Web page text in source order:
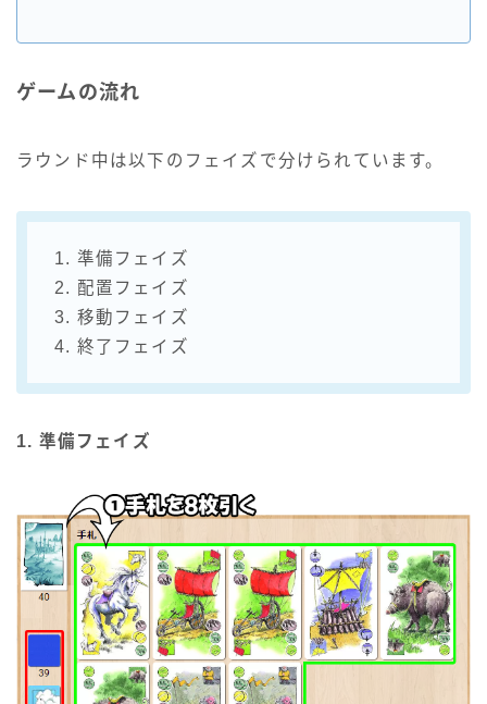
ゲームの流れ
ラウンド中は以下のフェイズで分けられています。
1. 準備フェイズ
2. 配置フェイズ
3. 移動フェイズ
4. 終了フェイズ
1. 準備フェイズ